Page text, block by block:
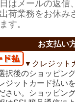
はメールの返信
荷業務をお休み
す。
お支払い
▼クレジット
択後のショッピン
ジットカード払い
さい。ショッピン